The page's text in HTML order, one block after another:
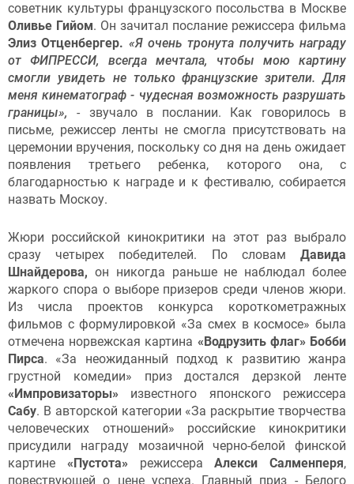
советник культуры французского посольства в Москве
Оливье Гийом. Он зачитал послание режиссера фильма
Элиз Отценбергер. «Я очень тронута получить награду
от ФИПРЕССИ, всегда мечтала, чтобы мою картину
смогли увидеть не только французские зрители. Для
меня кинематограф - чудесная возможность разрушать
границы»,
- звучало в послании. Как говорилось в
письме, режиссер ленты не смогла присутствовать на
церемонии вручения, поскольку со дня на день ожидает
появления третьего ребенка, которого она, с
благодарностью к награде и к фестивалю, собирается
назвать Москоу.
Жюри российской кинокритики на этот раз выбрало
сразу четырех победителей. По словам Давида
Шнайдерова, он никогда раньше не наблюдал более
жаркого спора о выборе призеров среди членов жюри.
Из числа проектов конкурса короткометражных
фильмов с формулировкой «За смех в космосе» была
отмечена норвежская картина «Водрузить флаг» Бобби
Пирса. «За неожиданный подход к развитию жанра
грустной комедии» приз достался дерзкой ленте
«Импровизаторы» известного японского режиссера
Сабу. В авторской категории «За раскрытие творчества
человеческих отношений» российские кинокритики
присудили награду мозаичной черно-белой финской
картине «Пустота» режиссераАлекси Салменперя,
повествующей о цене успеха. Главный приз - Белого